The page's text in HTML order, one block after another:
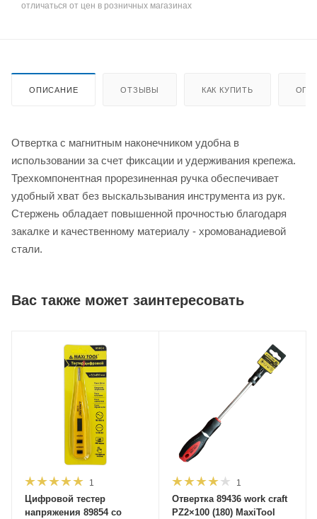
отличаться от цен в розничных магазинах
ОПИСАНИЕ ОТЗЫВЫ КАК КУПИТЬ
Отвертка с магнитным наконечником удобна в
использовании за счет фиксации и удерживания крепежа.
Трехкомпонентная прорезиненная ручка обеспечивает
удобный хват без выскальзывания инструмента из рук.
Стержень обладает повышенной прочностью благодаря
закалке и качественному материалу - хромованадиевой
стали.
Вас также может заинтересовать
1
Цифровой тестер
напряжения 89854 со
1
Отвертка 89436 work craft
PZ2×100 (180) MaxiTool